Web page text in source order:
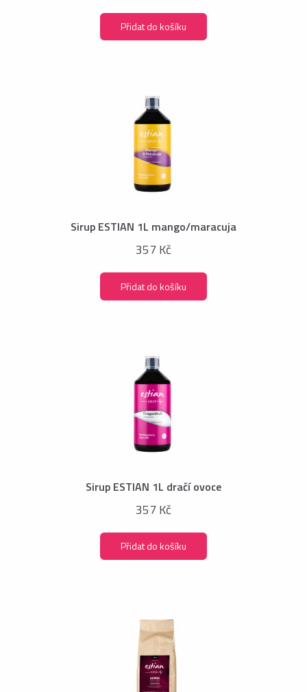
Přidat do košíku
Sirup ESTIAN 1L mango/maracuja
357 Kč
Přidat do košíku
Sirup ESTIAN 1L dračí ovoce
357 Kč
Přidat do košíku